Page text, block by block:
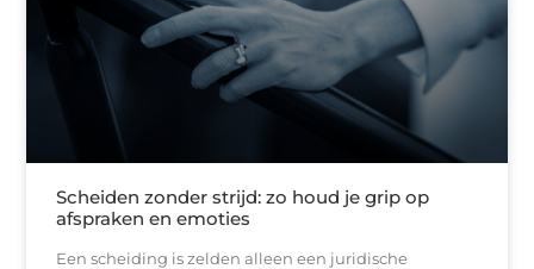
Scheiden zonder strijd: zo houd je grip op
afspraken en emoties
Een scheiding is zelden alleen een juridische